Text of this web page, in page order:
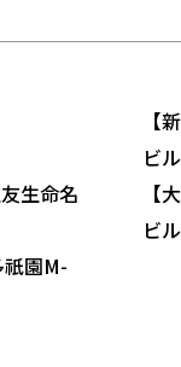
【
ビ
生命名
【
ビ
園M-